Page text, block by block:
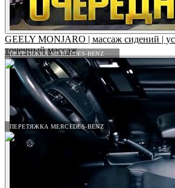
ПЕРЕТЯЖКА MERCEDES-BENZ
ПЕРЕТЯЖКА MERCEDES-BENZ
GEELY MONJARO | массаж сидений |
точечный массаж